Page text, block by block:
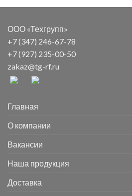
ООО «Техгрупп»
+7 (347) 246-67-78
+7 (927) 235-00-50
zakaz@tg-rf.ru
Главная
О компании
Вакансии
Наша продукция
Доставка